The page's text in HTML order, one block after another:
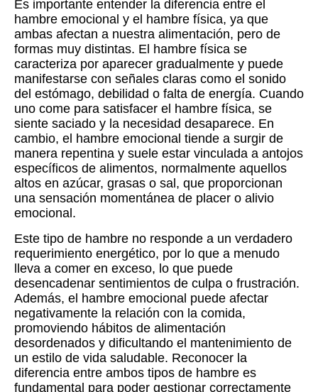
Es importante entender la diferencia entre el
hambre emocional y el hambre física, ya que
ambas afectan a nuestra alimentación, pero de
formas muy distintas. El hambre física se
caracteriza por aparecer gradualmente y puede
manifestarse con señales claras como el sonido
del estómago, debilidad o falta de energía. Cuando
uno come para satisfacer el hambre física, se
siente saciado y la necesidad desaparece. En
cambio, el hambre emocional tiende a surgir de
manera repentina y suele estar vinculada a antojos
específicos de alimentos, normalmente aquellos
altos en azúcar, grasas o sal, que proporcionan
una sensación momentánea de placer o alivio
emocional.
Este tipo de hambre no responde a un verdadero
requerimiento energético, por lo que a menudo
lleva a comer en exceso, lo que puede
desencadenar sentimientos de culpa o frustración.
Además, el hambre emocional puede afectar
negativamente la relación con la comida,
promoviendo hábitos de alimentación
desordenados y dificultando el mantenimiento de
un estilo de vida saludable. Reconocer la
diferencia entre ambos tipos de hambre es
fundamental para poder gestionar correctamente